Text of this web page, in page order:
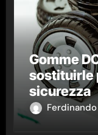
Gomme
sostituirle
sicurezza